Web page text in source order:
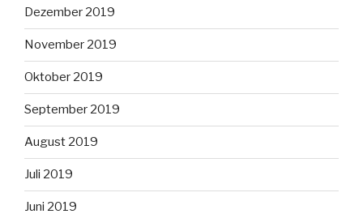
Dezember 2019
November 2019
Oktober 2019
September 2019
August 2019
Juli 2019
Juni 2019